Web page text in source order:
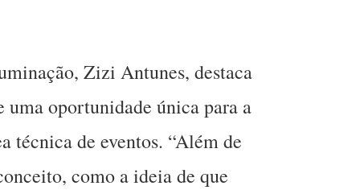
Zizi Antunes, destaca
oportunidade única para a
técnica de eventos. “Além de
como a ideia de que